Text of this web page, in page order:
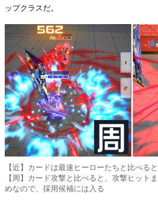
ップクラスだ。
【近】カードは最速ヒーローたちと比べる
【周】カード攻撃と比べると、攻撃ヒット
めなので、採用候補には入る